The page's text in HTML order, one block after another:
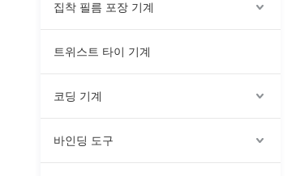
집착 필름 포장 기계
트위스트 타이 기계
코딩 기계
바인딩 도구